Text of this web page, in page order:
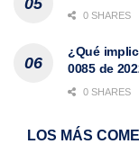
0 SHARES
¿Qué
0085 de
0 SHARES
LOS MÁS